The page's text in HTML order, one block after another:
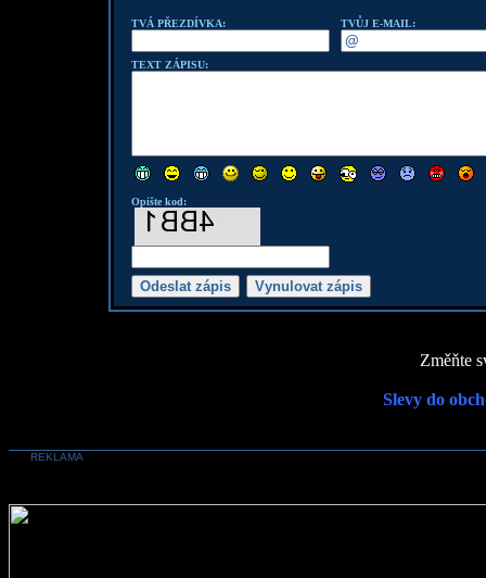
TVÁ PŘEZDÍVKA: TVŮJ E-MAIL:
TEXT ZÁPISU:
Opište kod:
Změňte
Slevy do
REKLAMA